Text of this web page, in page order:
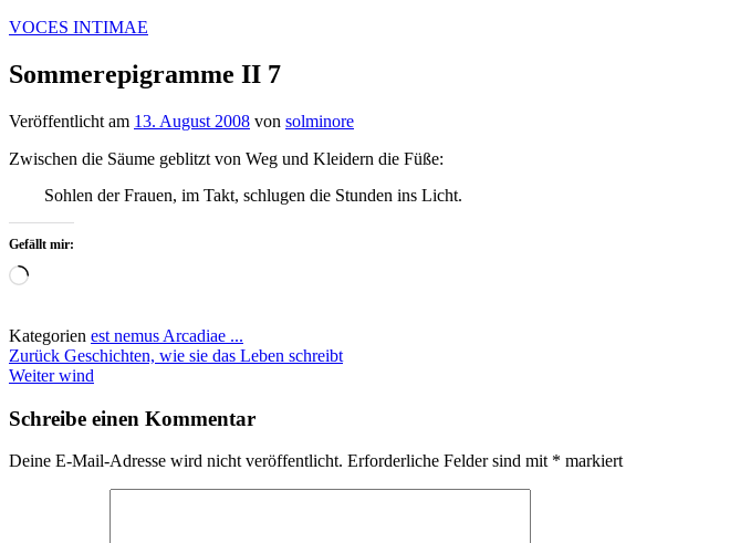
Zum
springen
VOCES INTIMAE
Sommerepigramme II 7
Veröffentlicht am 13. August 2008 von solminore
Zwischen die Säume geblitzt von Weg und Kleidern die Füße:
Sohlen der Frauen, im Takt, schlugen die Stunden ins Licht.
Gefällt mir:
Wird
Kategorien est nemus Arcadiae ...
Beitragsnavigation
Zurück Geschichten, wie sie das Leben schreibt
Weiter wind
Schreibe einen Kommentar
Deine E-Mail-Adresse wird nicht veröffentlicht. Erforderliche Felder sind mit * markiert